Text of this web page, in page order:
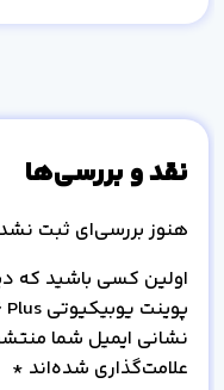
نقد و بررسی‌ها
هنوز بررسی‌ای ثبت
اولین کسی باشید که
پوینت یوبیکیوتی U6 Plus | خرید و مشخصات فنی”
نشانی ایمیل شما
علامت‌گذاری شده‌اند *